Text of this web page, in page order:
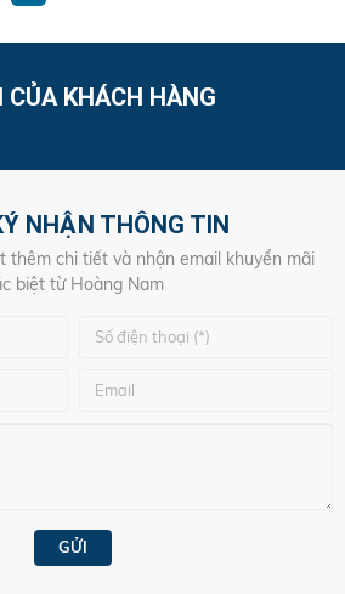
CỦA KHÁCH HÀNG
NHẬN THÔNG TIN
thêm chi tiết và nhận email khuyển mãi
biệt từ Hoàng Nam